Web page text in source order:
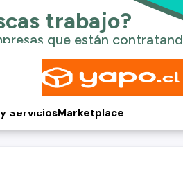
ServiciosMarketplace